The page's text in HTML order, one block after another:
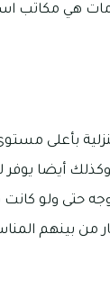
هي مكاتب
بأعلى
وكذلك أيضا
حتى ولو
من بينهم